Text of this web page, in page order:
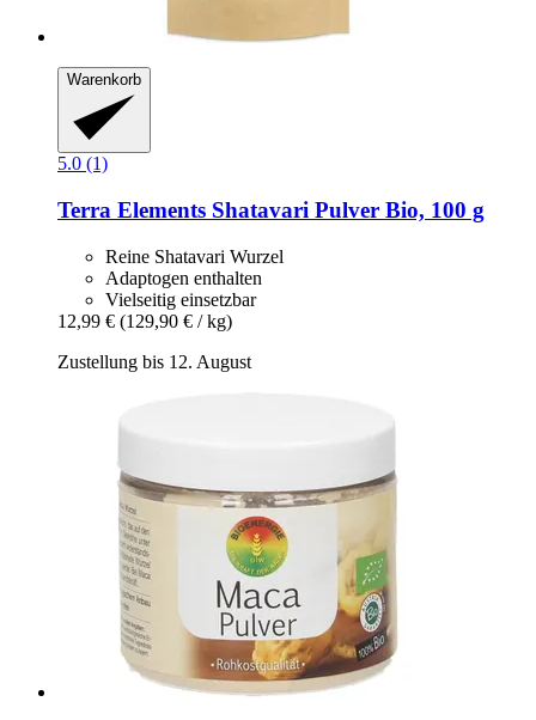
Warenkorb
5.0 (1)
Terra Elements Shatavari Pulver Bio, 100 g
Reine Shatavari Wurzel
Adaptogen enthalten
Vielseitig einsetzbar
12,99 € (129,90 € / kg)
Zustellung bis 12. August